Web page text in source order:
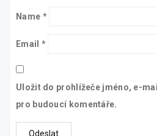
Name *
Email *
Uložit do prohlížeče jméno, e-
pro budoucí komentáře.